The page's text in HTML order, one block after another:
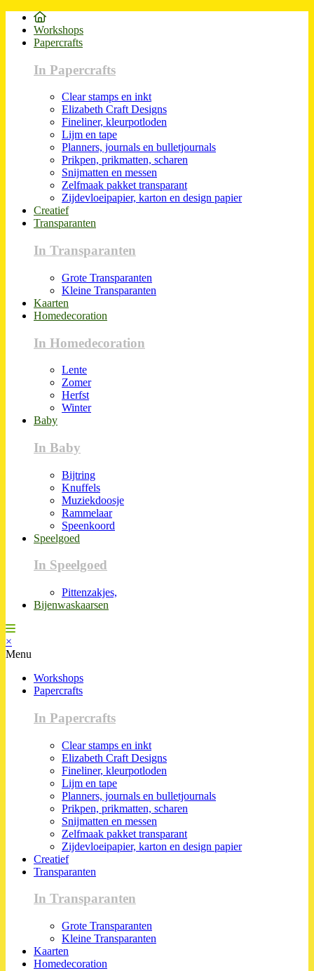
Workshops
Papercrafts
In Papercrafts
Clear stamps en inkt
Elizabeth Craft Designs
Fineliner, kleurpotloden
Lijm en tape
Planners, journals en bulletjournals
Prikpen, prikmatten, scharen
Snijmatten en messen
Zelfmaak pakket transparant
Zijdevloeipapier, karton en design papier
Creatief
Transparanten
In Transparanten
Grote Transparanten
Kleine Transparanten
Kaarten
Homedecoration
In Homedecoration
Lente
Zomer
Herfst
Winter
Baby
In Baby
Bijtring
Knuffels
Muziekdoosje
Rammelaar
Speenkoord
Speelgoed
In Speelgoed
Pittenzakjes,
Bijenwaskaarsen
×
Menu
Workshops
Papercrafts
In Papercrafts
Clear stamps en inkt
Elizabeth Craft Designs
Fineliner, kleurpotloden
Lijm en tape
Planners, journals en bulletjournals
Prikpen, prikmatten, scharen
Snijmatten en messen
Zelfmaak pakket transparant
Zijdevloeipapier, karton en design papier
Creatief
Transparanten
In Transparanten
Grote Transparanten
Kleine Transparanten
Kaarten
Homedecoration